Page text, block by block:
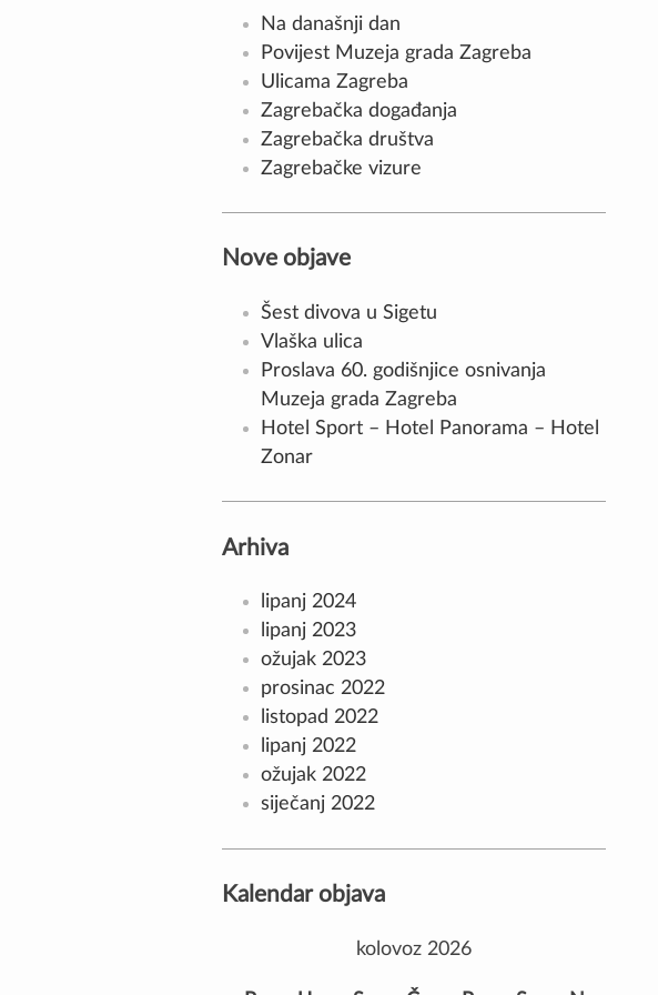
Na današnji dan
Povijest Muzeja grada Zagreba
Ulicama Zagreba
Zagrebačka događanja
Zagrebačka društva
Zagrebačke vizure
Nove objave
Šest divova u Sigetu
Vlaška ulica
Proslava 60. godišnjice osnivanja
Muzeja grada Zagreba
Hotel Sport – Hotel Panorama – Hotel
Zonar
Arhiva
lipanj 2024
lipanj 2023
ožujak 2023
prosinac 2022
listopad 2022
lipanj 2022
ožujak 2022
siječanj 2022
Kalendar objava
kolovoz 2026